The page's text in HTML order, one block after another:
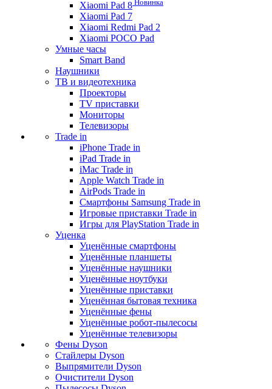
Xiaomi Pad 8 Новинка
Xiaomi Pad 7
Xiaomi Redmi Pad 2
Xiaomi POCO Pad
Умные часы
Smart Band
Наушники
ТВ и видеотехника
Проекторы
TV приставки
Мониторы
Телевизоры
Trade in
iPhone Trade in
iPad Trade in
iMac Trade in
Apple Watch Trade in
AirPods Trade in
Смартфоны Samsung Trade in
Игровые приставки Trade in
Игры для PlayStation Trade in
Уценка
Уценённые смартфоны
Уценённые планшеты
Уценённые наушники
Уценённые ноутбуки
Уценённые приставки
Уценённая бытовая техника
Уценённые фены
Уценённые робот-пылесосы
Уценённые телевизоры
Фены Dyson
Стайлеры Dyson
Выпрямители Dyson
Очистители Dyson